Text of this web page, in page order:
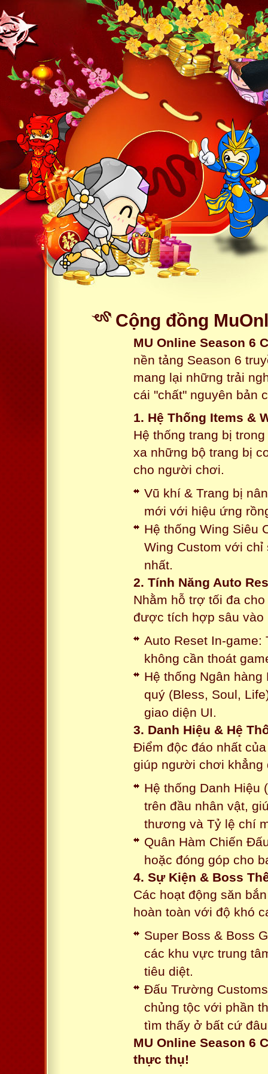
Cộng đồng
MU Online Season 6
nền tảng Season 6
mang lại những trải
cái "chất" nguyên bản
1. Hệ Thống Items &
Hệ thống trang bị
xa những bộ trang bị
cho người chơi.
Vũ khí & Trang bị
mới với hiệu ứng
Hệ thống Wing Siêu
Wing Custom với
nhất.
2. Tính Năng Auto
Nhằm hỗ trợ tối đa
được tích hợp sâu vào
Auto Reset In-game:
không cần thoát
Hệ thống Ngân
quý (Bless, Soul,
giao diện UI.
3. Danh Hiệu & Hệ
Điểm độc đáo nhất
giúp người chơi khẳng
Hệ thống Danh Hiệu
trên đầu nhân vật,
thương và Tỷ lệ chí
Quân Hàm Chiến
hoặc đóng góp cho
4. Sự Kiện & Boss
Các hoạt động săn
hoàn toàn với độ khó
Super Boss & Boss
các khu vực trung
tiêu diệt.
Đấu Trường
chủng tộc với phần
tìm thấy ở bất cứ
MU Online Season 6
thực thụ!